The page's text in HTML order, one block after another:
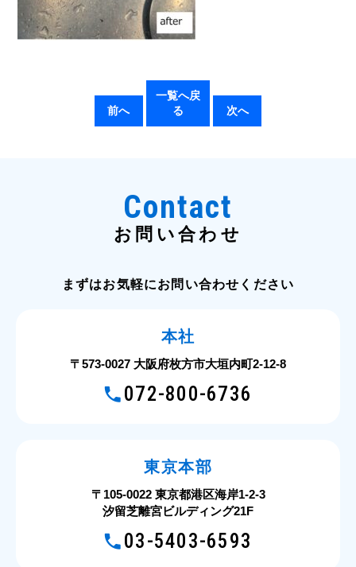
前へ
一覧へ戻
る
次へ
Contact
お問い合わせ
まずはお気軽にお問い合わせください
本社
〒573-0027 大阪府枚方市大垣内町2-12-8
072-800-6736
東京本部
〒105-0022 東京都港区海岸1-2-3
汐留芝離宮ビルディング21F
03-5403-6593